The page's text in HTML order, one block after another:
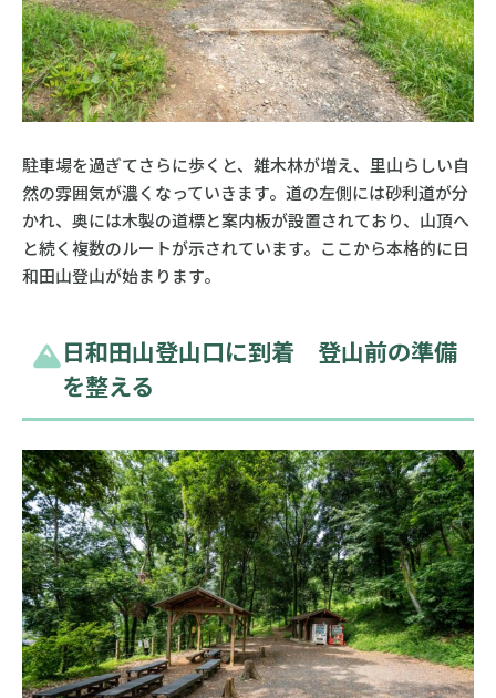
駐車場を過ぎてさらに歩くと、雑木林が増え、里山らしい自
然の雰囲気が濃くなっていきます。道の左側には砂利道が分
かれ、奥には木製の道標と案内板が設置されており、山頂へ
と続く複数のルートが示されています。ここから本格的に日
和田山登山が始まります。
日和田山登山口に到着 登山前の準備
を整える